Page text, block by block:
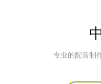
专业的配音制